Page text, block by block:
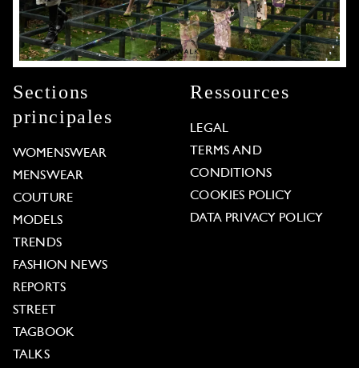
Sections
principales
WOMENSWEAR
MENSWEAR
COUTURE
MODELS
TRENDS
FASHION NEWS
REPORTS
STREET
TAGBOOK
TALKS
Ressources
LEGAL
TERMS AND
CONDITIONS
COOKIES POLICY
DATA PRIVACY POLICY